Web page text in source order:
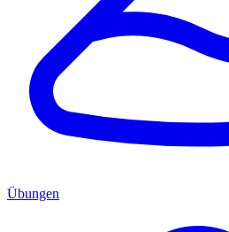
Übungen